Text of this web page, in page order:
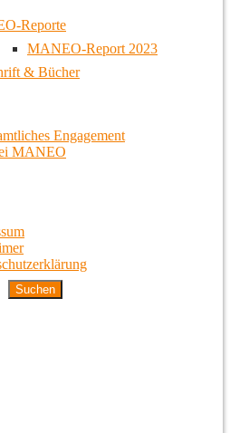
Reporte
MANEO-Report 2023
& Bücher
Engagement
MANEO
Suchen